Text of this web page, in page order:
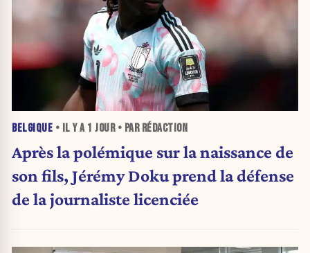
BELGIQUE • IL Y A 1 JOUR• PAR RÉDACTION
Après la polémique sur la naissance de
son fils, Jérémy Doku prend la défense
de la journaliste licenciée